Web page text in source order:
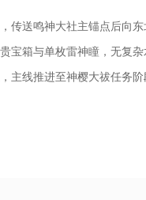
传送鸣神大社主锚点后向
宝箱与单枚雷神瞳，无复
主线推进至神樱大祓任务阶